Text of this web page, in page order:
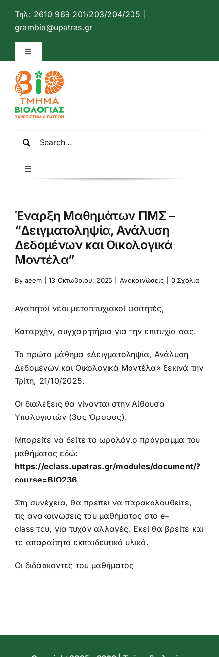
περιεχόμενο
Τηλ: 2610 969 201/203/204/205 |
grambio@upatras.gr
Toggle
Ιστότοπος Τμήματος Βιολογίας
Επικοινωνία
Ελληνικά
Toggle
Navigation
Προκήρυξη – αίτηση
Κανονισμός
Ανακοινώσεις
Έναρξη Μαθημάτων ΠΜΣ –
“Δειγματοληψία, Ανάλυση
Δεδομένων και Οικολογικά
Μοντέλα”
By aeem 13 Οκτωβρίου, 2025 Ανακοινώσεις 0 Σχόλια
Αγαπητοί νέοι μεταπτυχιακοί φοιτητές,
Καταρχήν, συγχαρητήρια για την επιτυχία σας.
Το πρώτο μάθημα «Δειγματοληψία, Ανάλυση
Δεδομένων και Οικολογικά Μοντέλα» ξεκινά την
Τρίτη, 21/10/2025.
Οι διαλέξεις θα γίνονται στην Αίθουσα
Υπολογιστών (3ος Όροφος).
Μπορείτε να δείτε το ωρολόγιο πρόγραμμα του
μαθήματος εδώ:
https://eclass.upatras.gr/modules/document/?
course=BIO236
Στη συνέχεια, θα πρέπει να παρακολουθείτε,
τις ανακοινώσεις του μαθήματος στοe–
class του, για τυχόν αλλαγές. Εκεί θα βρείτε και
το απαραίτητο εκπαιδευτικό υλικό.
Οι διδάσκοντες του μαθήματος